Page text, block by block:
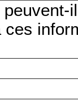
ces